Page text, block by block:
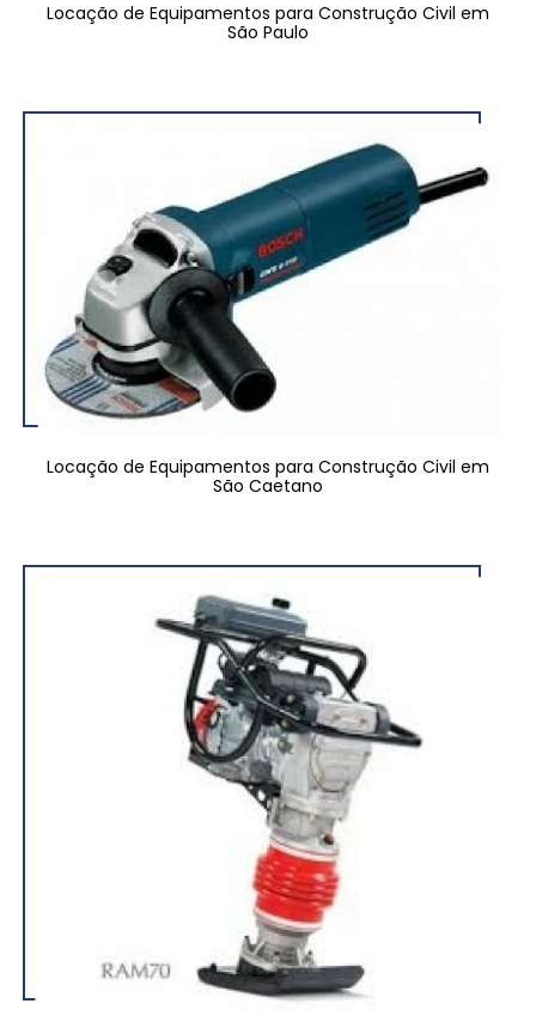
Locação de Equipamentos para Construção Civil em
São Paulo
Locação de Equipamentos para Construção Civil em
São Caetano